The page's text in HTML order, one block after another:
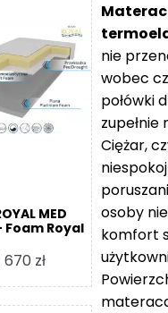
MED
Foam Royal
670 złZakres
cen:
od
nie
wobec
połówki
zupełnie
Ciężar,
osoby
komfort